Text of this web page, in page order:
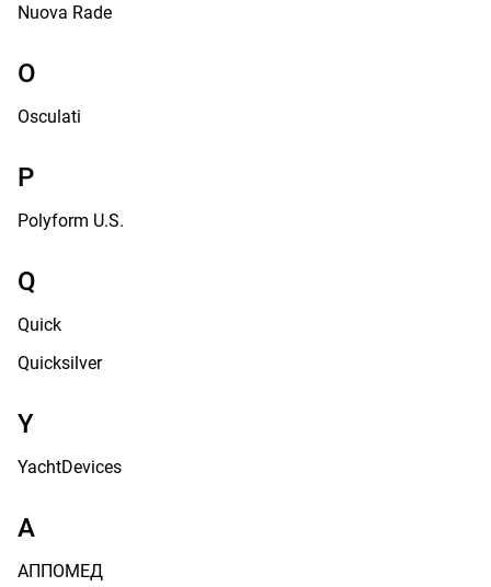
Nuova Rade
O
Osculati
P
Polyform U.S.
Q
Quick
Quicksilver
Y
YachtDevices
А
АППОМЕД